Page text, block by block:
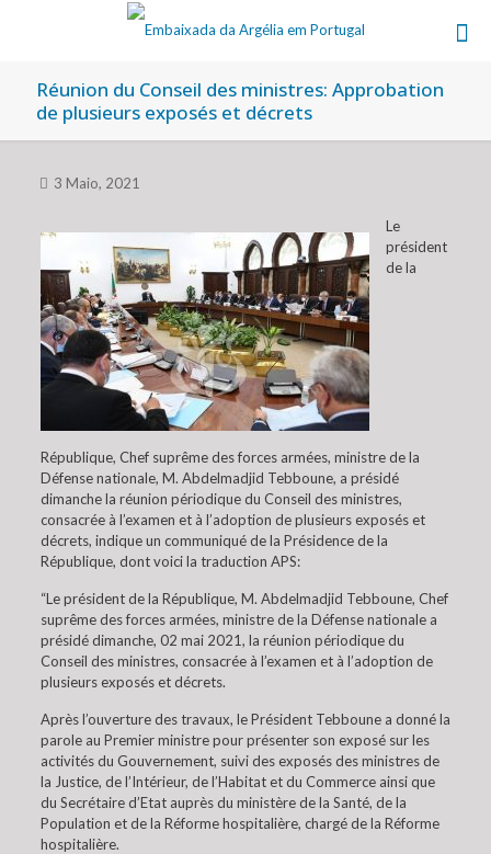
Réunion du Conseil des ministres: Approbation
de plusieurs exposés et décrets
3 Maio, 2021
Le
président
de la
République, Chef suprême des forces armées, ministre de la
Défense nationale, M. Abdelmadjid Tebboune, a présidé
dimanche la réunion périodique du Conseil des ministres,
consacrée à l’examen et à l’adoption de plusieurs exposés et
décrets, indique un communiqué de la Présidence de la
République, dont voici la traduction APS:
“Le président de la République, M. Abdelmadjid Tebboune, Chef
suprême des forces armées, ministre de la Défense nationale a
présidé dimanche, 02 mai 2021, la réunion périodique du
Conseil des ministres, consacrée à l’examen et à l’adoption de
plusieurs exposés et décrets.
Après l’ouverture des travaux, le Président Tebboune a donné la
parole au Premier ministre pour présenter son exposé sur les
activités du Gouvernement, suivi des exposés des ministres de
la Justice, de l’Intérieur, de l’Habitat et du Commerce ainsi que
du Secrétaire d’Etat auprès du ministère de la Santé, de la
Population et de la Réforme hospitalière, chargé de la Réforme
hospitalière.